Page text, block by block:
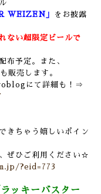
WEIZEN」
をお披露
ない超限定ビールで
布予定。また、
販売します。
にて詳細も！⇒
きちゃう嬉しいポイン
ぜひご利用ください☆
?eid=773
ッキーバスター